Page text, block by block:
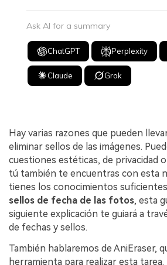
Ask AI for a summary
ChatGPT Perplexity
Claude Grok
Hay varias razones que pueden
eliminar sellos de las imágenes.
cuestiones estéticas, de privacidad
tú también te encuentras con esta
tienes los conocimientos
sellos de fecha de las fotos, esta
siguiente explicación te guiará a
de fechas y sellos.
También hablaremos de AniEraser,
herramienta para realizar esta